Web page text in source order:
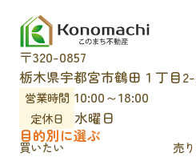
〒320-0857
栃木県宇都宮市鶴田１丁目
営業時間 10:00～18:00
定休日
水曜日
目的別に選ぶ
買いたい 売